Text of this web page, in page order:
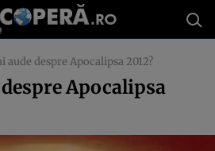
aude despre Apocalipsa 2012?
despre Apocalipsa